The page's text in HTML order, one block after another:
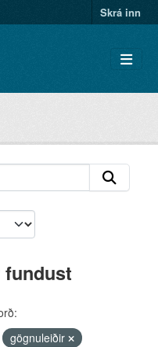
Skrá inn
fundust
gögnuleiðir